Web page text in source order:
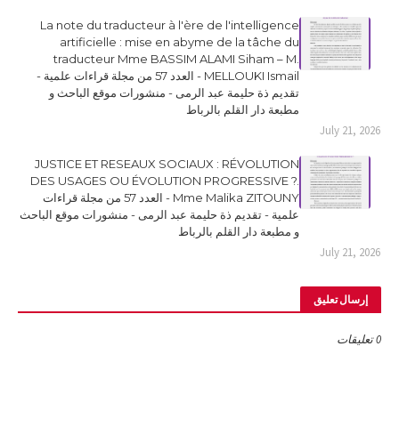
La note du traducteur à l'ère de l'intelligence
artificielle : mise en abyme de la tâche du
traducteur Mme BASSIM ALAMI Siham – M.
MELLOUKI Ismail - العدد 57 من مجلة قراءات علمية -
تقديم ذة حليمة عبد الرمى - منشورات موقع الباحث و
مطبعة دار القلم بالرباط
July 21, 2026
JUSTICE ET RESEAUX SOCIAUX : RÉVOLUTION
DES USAGES OU ÉVOLUTION PROGRESSIVE ?.
Mme Malika ZITOUNY - العدد 57 من مجلة قراءات
علمية - تقديم ذة حليمة عبد الرمى - منشورات موقع الباحث
و مطبعة دار القلم بالرباط
July 21, 2026
إرسال تعليق
0 تعليقات